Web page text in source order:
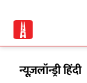
न्यूज़लॉन्ड्री हिंदी